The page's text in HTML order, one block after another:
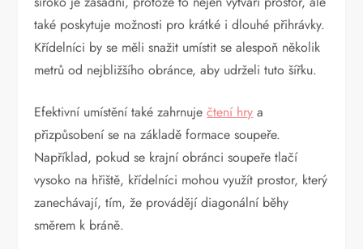
také poskytuje možnosti pro krátké i dlouhé přihrávky.
Křídelníci by se měli snažit umístit se alespoň několik
metrů od nejbližšího obránce, aby udrželi tuto šířku.
Efektivní umístění také zahrnuječtení hry a
přizpůsobení se na základě formace soupeře.
Například, pokud se krajní obránci soupeře tlačí
vysoko na hřiště, křídelníci mohou využít prostor, který
zanechávají, tím, že provádějí diagonální běhy
směrem k bráně.